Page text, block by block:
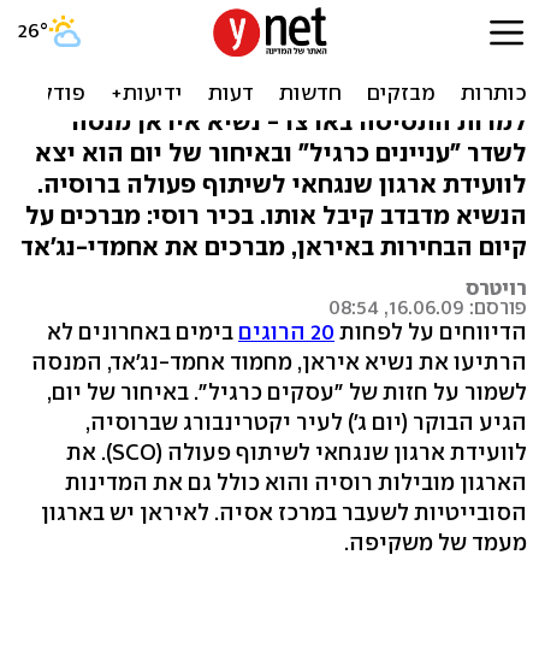
בצל המהומות: רוסיה מארחת
את אחמדי-נג'אד
למרות התסיסה בארצו - נשיא איראן מנסה
לשדר "עניינים כרגיל" ובאיחור של יום הוא יצא
לוועידת ארגון שנגחאי לשיתוף פעולה ברוסיה.
הנשיא מדבדב קיבל אותו. בכיר רוסי: מברכים על
קיום הבחירות באיראן, מברכים את אחמדי-נג'אד
רויטרס
פורסם: 16.06.09, 08:54
הדיווחים על לפחות 20 הרוגים
בימים באחרונים לא
הרתיעו את נשיא איראן, מחמוד אחמד-נג'אד, המנסה
לשמור על חזות של "עסקים כרגיל". באיחור של יום,
הגיע הבוקר (יום ג') לעיר יקטרינבורג שברוסיה,
לוועידת ארגון שנגחאי לשיתוף פעולה (SCO). את
הארגון מובילות רוסיה והוא כולל גם את המדינות
הסובייטיות לשעבר במרכז אסיה. לאיראן יש בארגון
מעמד של משקיפה.